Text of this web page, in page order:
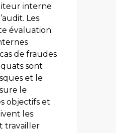
interne
Les
évaluation.
de fraudes
sont
et le
le
objectifs et
les
travailler